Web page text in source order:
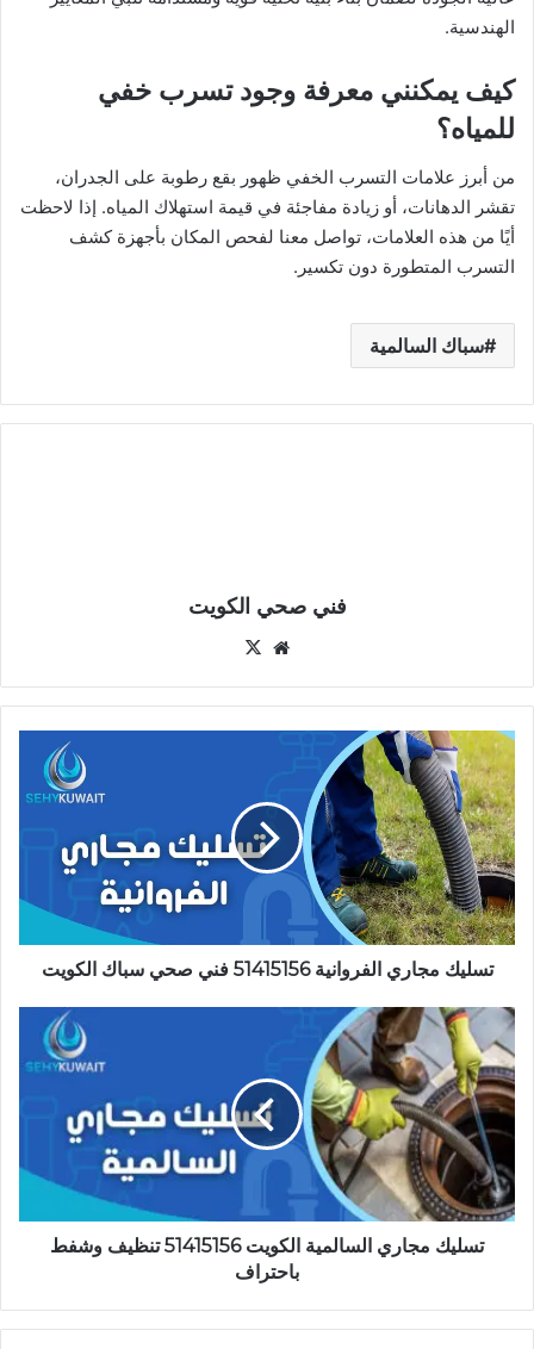
الهندسية.
كيف يمكنني معرفة وجود تسرب خفي
للمياه؟
من أبرز علامات التسرب الخفي ظهور بقع رطوبة على الجدران،
تقشر الدهانات، أو زيادة مفاجئة في قيمة استهلاك المياه. إذا لاحظت
أيًا من هذه العلامات، تواصل معنا لفحص المكان بأجهزة كشف
التسرب المتطورة دون تكسير.
سباك السالمية
فني صحي الكويت
موقع
تسليك
مجاري
الفروانية
51415156
فني
صحي
سباك
الكويت
تسليك مجاري الفروانية 51415156 فني صحي سباك الكويت
تسليك
مجاري
السالمية
الكويت
51415156
تنظيف
وشفط
باحتراف
تسليك مجاري السالمية الكويت 51415156 تنظيف وشفط
باحتراف